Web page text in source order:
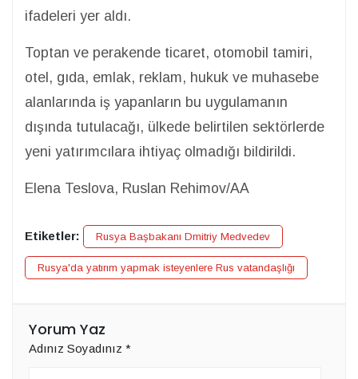
ifadeleri yer aldı.
Toptan ve perakende ticaret, otomobil tamiri,
otel, gıda, emlak, reklam, hukuk ve muhasebe
alanlarında iş yapanların bu uygulamanın
dışında tutulacağı, ülkede belirtilen sektörlerde
yeni yatırımcılara ihtiyaç olmadığı bildirildi.
Elena Teslova, Ruslan Rehimov/AA
Etiketler: Rusya Başbakanı Dmitriy Medvedev
Rusya'da yatırım yapmak isteyenlere Rus vatandaşlığı
Yorum Yaz
Adınız Soyadınız *